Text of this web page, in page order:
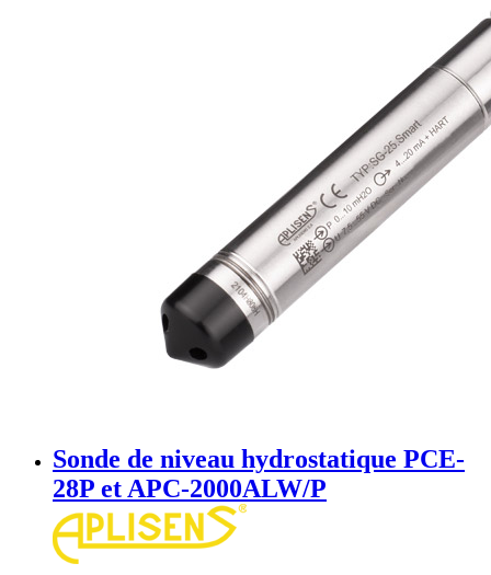
Sonde de niveau hydrostatique PCE-
28P et APC-2000ALW/P